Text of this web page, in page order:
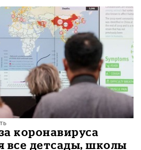
коронавируса
все детсады, школы